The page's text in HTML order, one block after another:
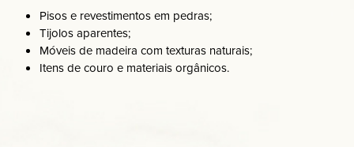
Pisos e revestimentos em pedras;
Tijolos aparentes;
Móveis de madeira com texturas naturais;
Itens de couro e materiais orgânicos.